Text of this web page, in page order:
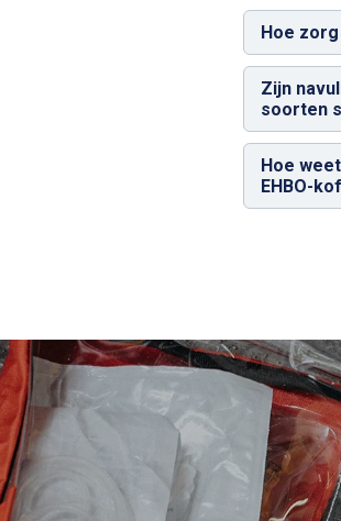
Hoe
Zijn
soorten
Hoe
EHBO-